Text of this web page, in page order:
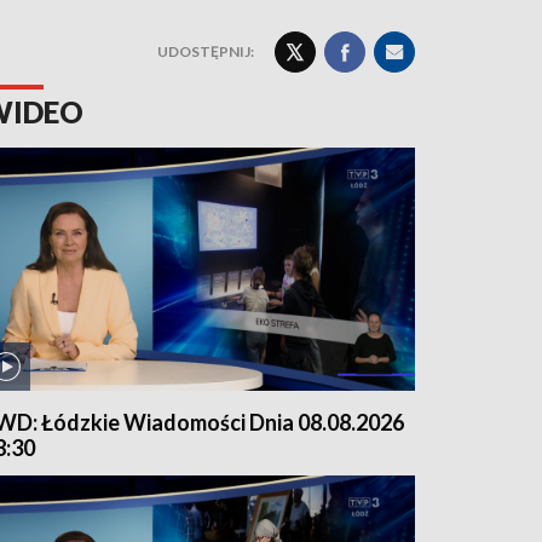
UDOSTĘPNIJ:
Łódzkie Wiadomości Dnia 08.08.2026